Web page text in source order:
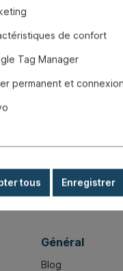
des produits
d'aération
Général
Blog
de confort
Tag Manager
permanent et connexion
tous Enregistrer